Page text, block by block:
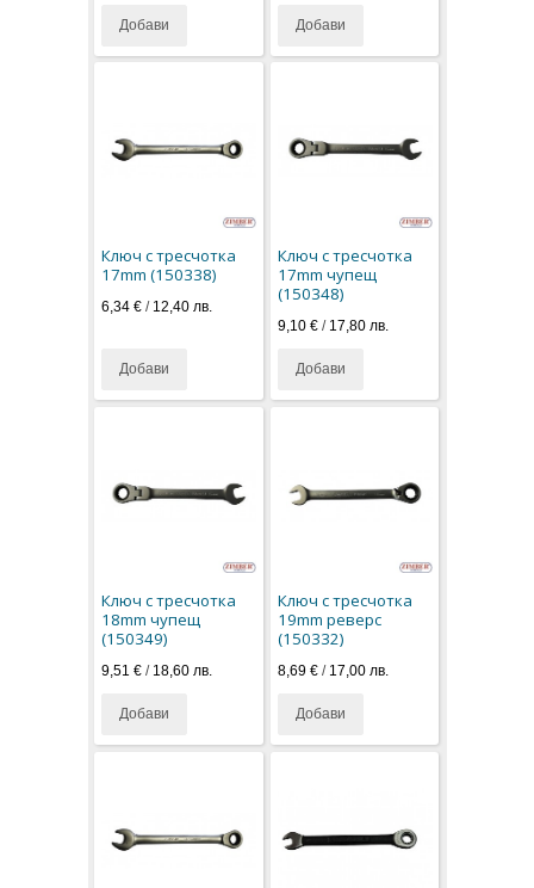
Добави Добави
Ключ с тресчотка
17mm (150338)
6,34 € / 12,40 лв.
Добави
Ключ с тресчотка
17mm чупещ
(150348)
9,10 €/ 17,80 лв.
Добави
Ключ с тресчотка
18mm чупещ
(150349)
9,51 € / 18,60 лв.
Добави
Ключ с тресчотка
19mm реверс
(150332)
8,69 €/ 17,00 лв.
Добави